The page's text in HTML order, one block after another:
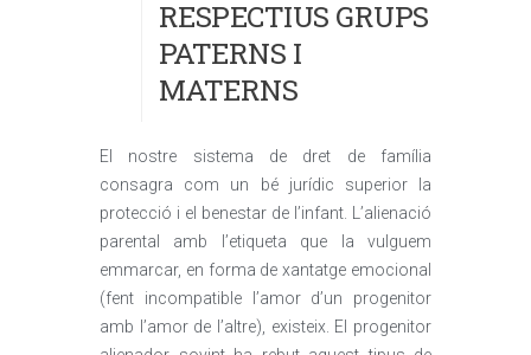
RESPECTIUS GRUPS
PATERNS I
MATERNS
El nostre sistema de dret de família
consagra com un bé jurídic superior la
protecció i el benestar de l’infant. L’alienació
parental amb l’etiqueta que la vulguem
emmarcar, en forma de xantatge emocional
(fent incompatible l’amor d’un progenitor
amb l’amor de l’altre), existeix. El progenitor